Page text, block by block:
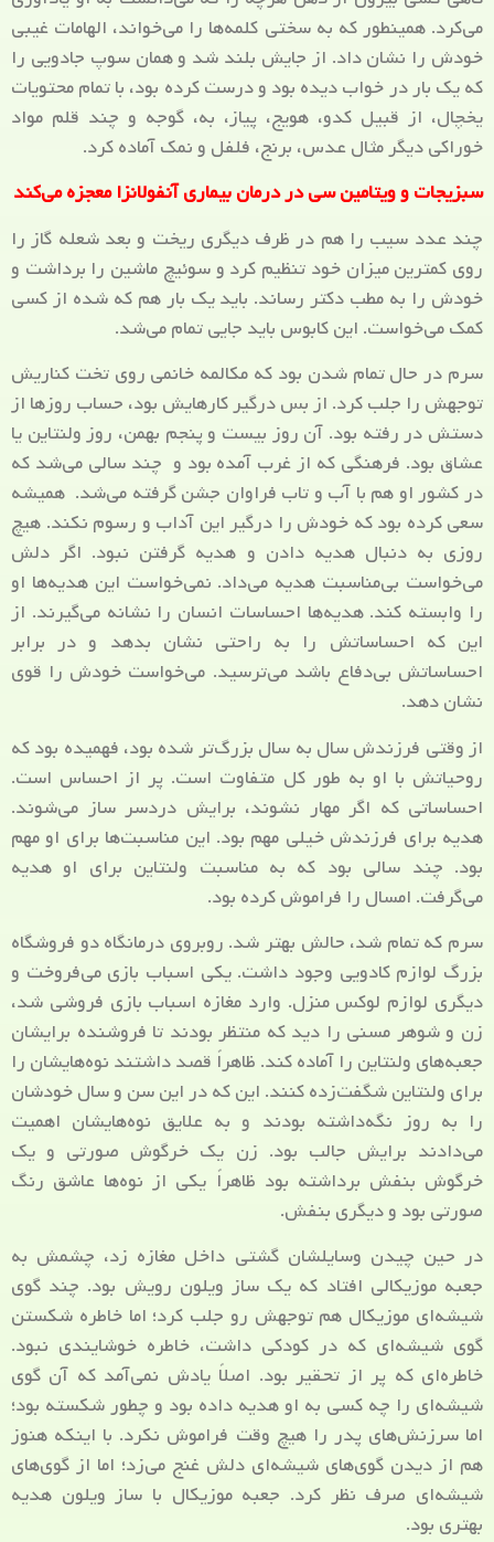
می‌کرد. همینطور که به سختی کلمه‌ها را می‌خواند، الهامات غیبی
خودش را نشان داد. از جایش بلند شد و همان سوپ جادویی را
که یک بار در خواب دیده بود و درست کرده بود، با تمام محتویات
یخچال، از قبیل کدو، هویج، پیاز، به، گوجه و چند قلم مواد
خوراکی دیگر مثال عدس، برنج، فلفل و نمک آماده کرد.
سبزیجات و ویتامین سی در درمان بیماری آنفولانزا معجزه می‌کند
چند عدد سیب را هم در ظرف دیگری ریخت و بعد شعله گاز را
روی کمترین میزان خود تنظیم کرد و سوئیچ ماشین را برداشت و
خودش را به مطب دکتر رساند. باید یک بار هم که شده از کسی
کمک می‌خواست. این کابوس باید جایی تمام می‌شد.
سرم در حال تمام شدن بود که مکالمه خانمی روی تخت کناریش
توجهش را جلب کرد. از بس درگیر کارهایش بود، حساب روزها از
دستش در رفته بود. آن روز بیست و پنجم بهمن، روز ولنتاین یا
عشاق بود. فرهنگی که از غرب آمده بود و چند سالی می‌شد که
در کشور او هم با آب و تاب فراوان جشن گرفته می‌شد. همیشه
سعی کرده بود که خودش را درگیر این آداب و رسوم نکند. هیچ
روزی به دنبال هدیه دادن و هدیه گرفتن نبود. اگر دلش
می‌خواست بی‌مناسبت هدیه می‌داد. نمی‌خواست این هدیه‌ها او
را وابسته کند. هدیه‌ها احساسات انسان را نشانه می‌گیرند. از
این که احساساتش را به راحتی نشان بدهد و در برابر
احساساتش بی‌دفاع باشد می‌ترسید. می‌خواست خودش را قوی‌
نشان دهد.
از وقتی فرزندش سال به سال بزرگ‌تر شده بود، فهمیده بود که
روحیاتش با او به طور کل متفاوت است. پر از احساس است.
احساساتی که اگر مهار نشوند، برایش دردسر ساز می‌شوند.
هدیه برای فرزندش خیلی مهم بود. این مناسبت‌ها برای او مهم
بود. چند سالی بود که به مناسبت ولنتاین برای او هدیه
می‌گرفت. امسال را فراموش کرده بود.
سرم که تمام شد، حالش بهتر شد. روبروی درمانگاه دو فروشگاه
بزرگ لوازم کادویی وجود داشت. یکی اسباب بازی می‌فروخت و
دیگری لوازم لوکس منزل. وارد مغازه اسباب بازی فروشی شد،
زن و شوهر مسنی را دید که منتظر بودند تا فروشنده برایشان
جعبه‌های ولنتاین را آماده کند. ظاهراً قصد داشتند نوه‌هایشان را
برای ولنتاین شگفت‌زده کنند. این که در این سن و سال خودشان
را به روز نگه‌داشته بودند و به علایق نوه‌هایشان اهمیت
می‌دادند برایش جالب بود. زن یک خرگوش صورتی و یک
خرگوش بنفش برداشته بود ظاهراً یکی از نوه‌ها عاشق رنگ
صورتی بود و دیگری بنفش.
در حین چیدن وسایلشان گشتی داخل مغازه زد، چشمش به
جعبه موزیکالی افتاد که یک ساز ویلون رویش بود. چند گوی
شیشه‌ای موزیکال هم توجهش رو جلب کرد؛ اما خاطره شکستن
گوی شیشه‌ای که در کودکی داشت، خاطره خوشایندی نبود.
خاطره‌ای که پر از تحقیر بود. اصلاً یادش نمی‌آمد که آن گوی
شیشه‌ای را چه کسی به او هدیه داده بود و چطور شکسته بود؛
اما سرزنش‌های پدر را هیچ وقت فراموش نکرد. با اینکه هنوز
هم از دیدن گوی‌های شیشه‌ای دلش غنج می‌زد؛ اما از گوی‌های
شیشه‌ای صرف نظر کرد. جعبه موزیکال با ساز ویلون هدیه
بهتری بود.